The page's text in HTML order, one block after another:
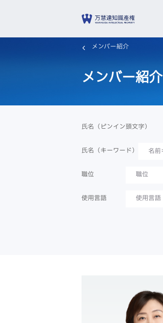
メンバー紹介
メンバー紹介
氏名（ピンイン頭文字）
氏名（キーワード）
職位 職位
使用言語 使用言語